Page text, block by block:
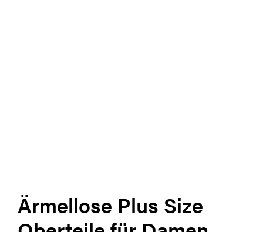
Ärmellose Plus Size